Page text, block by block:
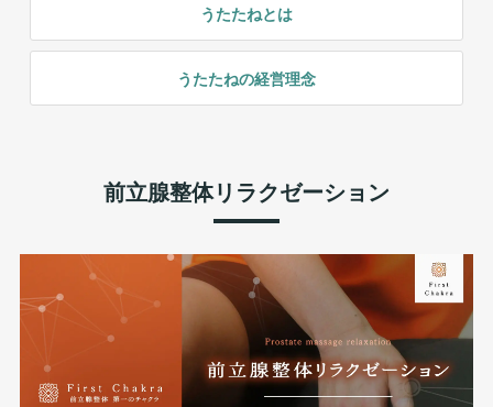
うたたねとは
うたたねの経営理念
前立腺整体リラクゼーション